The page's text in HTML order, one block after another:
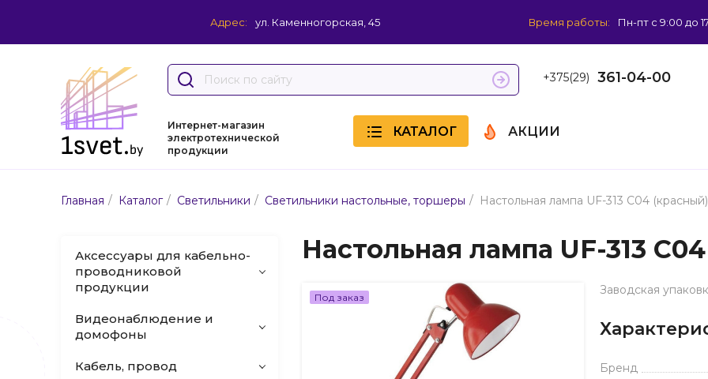
Адрес: ул. Каменногорская, 45 Время работы: Пн-пт с 9:00 до
+375(29) 361-04-00
Интернет-магазин
электротехнической
продукции
КАТАЛОГ АКЦИИ
Главная / Каталог / Светильники / Светильники настольные, торшеры / Настольная лампа UF-313 С04 (красный)
Аксессуары для кабельно-
проводниковой
продукции
Видеонаблюдение и
домофоны
Кабель, провод
Настольная лампа UF-313
Под заказ
Заводская
Бренд